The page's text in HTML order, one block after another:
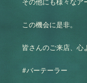
その他にも様々なア
この機会に是非。
皆さんのご来店、心
#バーテーラー